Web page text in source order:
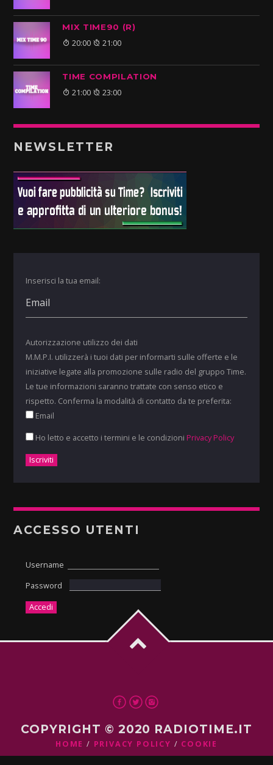
MIX TIME90 (R)
20:00 21:00
TIME COMPILATION
21:00 23:00
NEWSLETTER
Inserisci la tua email:
Autorizzazione utilizzo dei dati
M.M.P.I. utilizzerà i tuoi dati per informarti sulle offerte e le
iniziative legate alla promozione sulle radio del gruppo Time.
Le tue informazioni saranno trattate con senso etico e
rispetto. Conferma la modalità di contatto da te preferita:
Email
Ho letto e accetto i termini e le condizioni Privacy Policy
ACCESSO UTENTI
Username
Password
COPYRIGHT © 2020 RADIOTIME.IT
HOME PRIVACY POLICY COOKIE